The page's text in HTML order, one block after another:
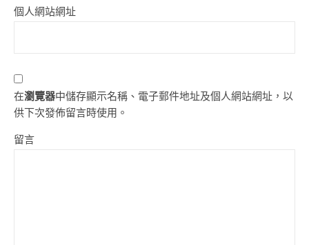
個人網站網址
在瀏覽器中儲存顯示名稱、電子郵件地址及個人網站網址，以
供下次發佈留言時使用。
留言